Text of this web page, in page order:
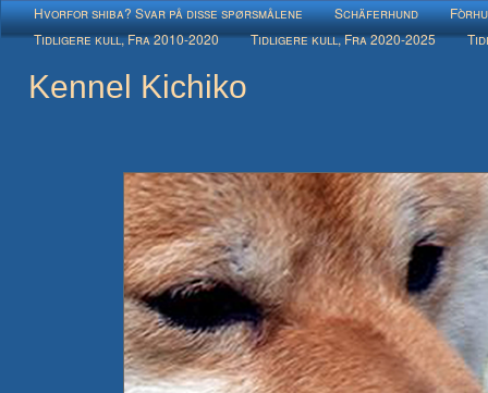
Hvorfor shiba? Svar på disse spørsmålene Schäferhund
Tidligere kull, Fra 2010-2020
Tidligere kull, Fra 2020-2025
Kennel Kichiko